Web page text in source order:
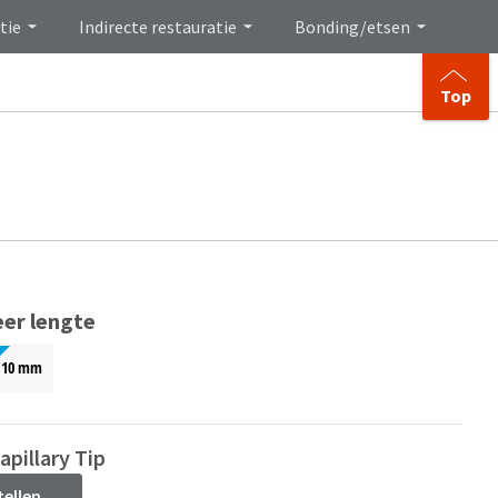
Indirecte restauratie Bonding/etsen
Top
lengte
10 mm
Tip